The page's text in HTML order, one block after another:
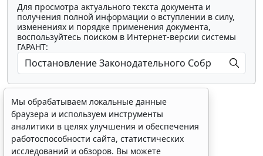
Для просмотра актуального текста документа и
получения полной информации о вступлении в силу,
изменениях и порядке применения документа,
воспользуйтесь поиском в Интернет-версии системы
ГАРАНТ:
Показать все материалы
Мы обрабатываем локальные данные
браузера и используем инструменты
аналитики в целях улучшения и обеспечения
работоспособности сайта, статистических
исследований и обзоров. Вы можете